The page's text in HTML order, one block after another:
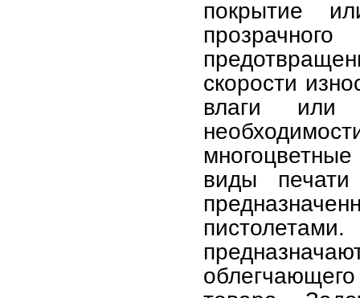
покрытие
скорости
влаги или
виды